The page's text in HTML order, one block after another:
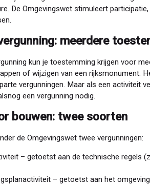
De Omgevingswet stimuleert
meerdere
kun je toestemming krijgen voor
of wijzigen van een rijksmonument.
vergunningen. Maar als een activiteit
een vergunning nodig.
bouwen: twee soorten
de Omgevingswet twee vergunningen:
– getoetst aan de technische regels
– getoetst aan het